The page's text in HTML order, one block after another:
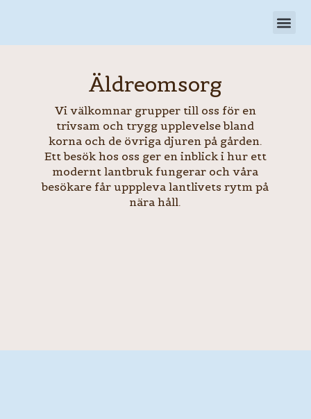
Äldreomsorg
Vi välkomnar grupper till oss för en
trivsam och trygg upplevelse bland
korna och de övriga djuren på gården.
Ett besök hos oss ger en inblick i hur ett
modernt lantbruk fungerar och våra
besökare får upppleva lantlivets rytm på
nära håll.